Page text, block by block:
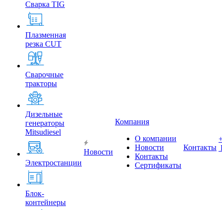
Сварка TIG
Плазменная
резка CUT
Сварочные
тракторы
Дизельные
генераторы
Mitsudiesel
Электростанции
Блок-
контейнеры
Новости
Компания
О компании
Новости
Контакты
Сертификаты
Контакты